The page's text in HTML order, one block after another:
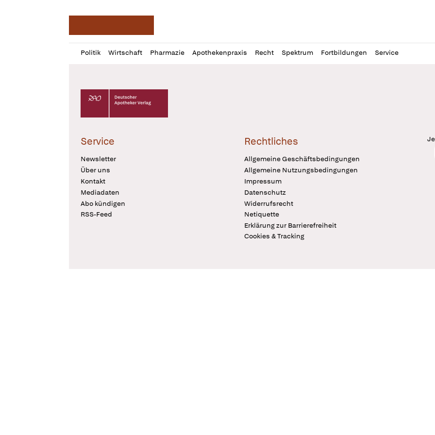
Politik Wirtschaft Pharmazie Apothekenpraxis Recht Spektrum Fortbildungen Service
Profil
öffnen
Daz
Pur
Deutscher Apotheker Verlag Logo
Service
Newsletter
Über uns
Kontakt
Mediadaten
Abo kündigen
RSS-Feed
Rechtliches
Allgemeine Geschäftsbedingungen
Allgemeine Nutzungsbedingungen
Impressum
Datenschutz
Widerrufsrecht
Netiquette
Erklärung zur Barrierefreiheit
Cookies & Tracking